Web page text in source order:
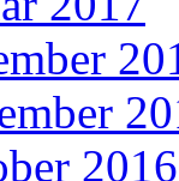
2016